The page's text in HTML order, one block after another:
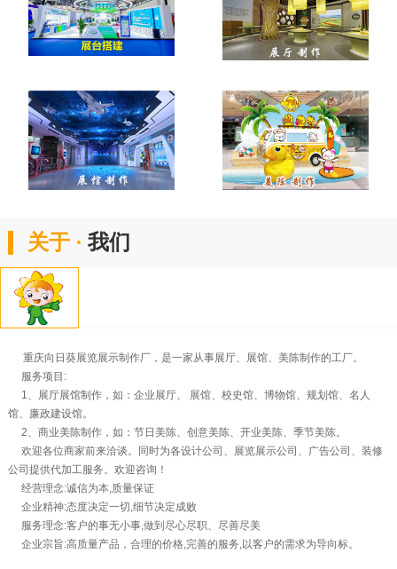
关于 ·我们
重庆向日葵展览展示制作厂，是一家从事展厅、展馆、美陈制作的工厂。
服务项目:
1、展厅展馆制作，如：企业展厅、 展馆、校史馆、博物馆、规划馆、名人
馆、廉政建设馆。
2、商业美陈制作，如：节日美陈、创意美陈、开业美陈、季节美陈。
欢迎各位商家前来洽谈。同时为各设计公司、展览展示公司、广告公司、装修
公司提供代加工服务。欢迎咨询！
经营理念:诚信为本,质量保证
企业精神:态度决定一切,细节决定成败
服务理念:客户的事无小事,做到尽心尽职、尽善尽美
企业宗旨:高质量产品，合理的价格,完善的服务,以客户的需求为导向标。